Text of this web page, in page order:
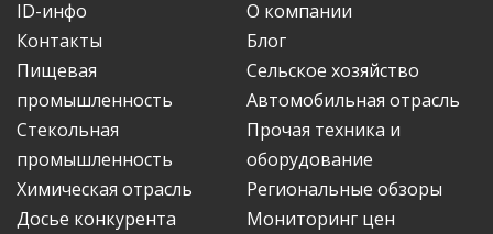
ID-инфо
О компании
Контакты
Блог
Пищевая
промышленность
Сельское хозяйство
Автомобильная отрасль
Стекольная
промышленность
Прочая техника и
оборудование
Химическая отрасль
Региональные обзоры
Досье конкурента
Мониторинг цен